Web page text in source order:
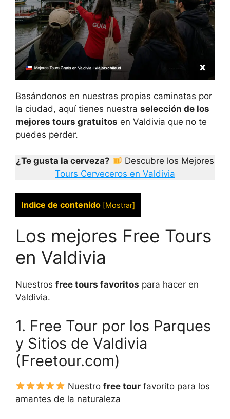
Basándonos en nuestras propias caminatas por
la ciudad, aquí tienes nuestra selección de los
mejores tours gratuitos en Valdivia que no te
puedes perder.
¿Te gusta la cerveza?
Descubre los Mejores
Tours Cerveceros en Valdivia
Indice de contenido [Mostrar]
Los mejores Free Tours
en Valdivia
Nuestros free tours favoritos para hacer en
Valdivia.
1. Free Tour por los Parques
y Sitios de Valdivia
(Freetour.com)
Nuestro free tourfavorito para los
amantes de la naturaleza